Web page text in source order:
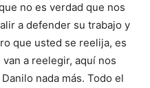
no es verdad que nos
a defender su trabajo y
que usted se reelija, es
a reelegir, aquí nos
nada más. Todo el